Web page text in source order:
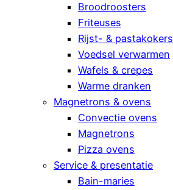
Broodroosters
Friteuses
Rijst- & pastakokers
Voedsel verwarmen
Wafels & crepes
Warme dranken
Magnetrons & ovens
Convectie ovens
Magnetrons
Pizza ovens
Service & presentatie
Bain-maries